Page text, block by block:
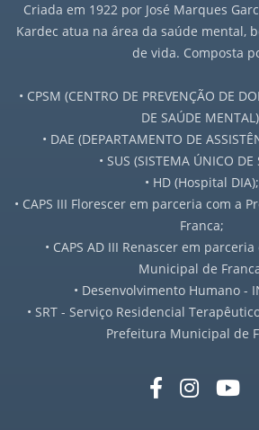
Jornal a Nova Era - 1972
Jornal a Nova Era - 1974
Jornal a Nova Era - 1975
Jornal a Nova Era - 1976
Jornal a Nova Era - 1977
Jornal a Nova Era - 1978
Jornal a Nova Era - 1980
Criada em 1922 por José Marques
Kardec atua na área da saúde mental,
de vida. Composta
• CPSM (CENTRO DE PREVENÇÃO DE
DE SAÚDE
• DAE (DEPARTAMENTO DE
• SUS (SISTEMA ÚNICO DE
• HD (Hospital DIA);
• CAPS III Florescer em parceria com a
Franca;
• CAPS AD III Renascer em
Municipal de
• Desenvolvimento Humano -
• SRT - Serviço Residencial
Prefeitura Municipal de